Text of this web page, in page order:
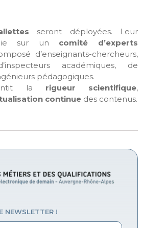
seront déployées. Leur
sur un comité d’experts
d’enseignants-chercheurs,
académiques, de
pédagogiques.
la rigueur scientifique,
continue des contenus.
NEWSLETTER !